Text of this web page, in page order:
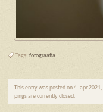
Tags: fotograafia
This entry was posted on 4. apr
pings are currently closed.